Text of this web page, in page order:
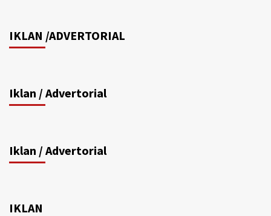
IKLAN /ADVERTORIAL
Iklan / Advertorial
Iklan / Advertorial
IKLAN